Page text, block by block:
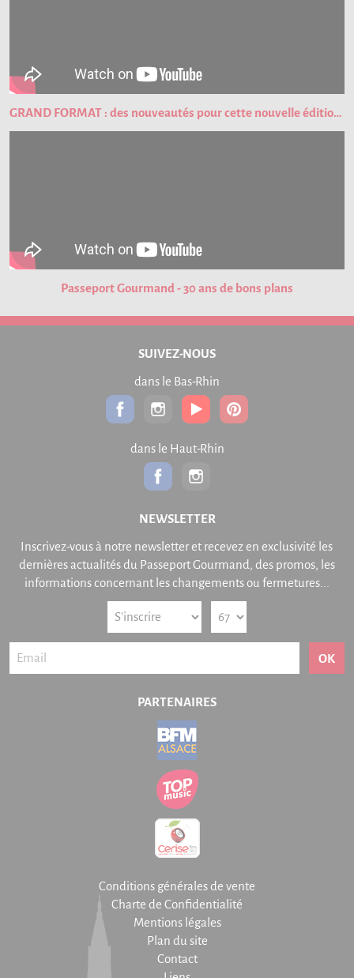
GRAND FORMAT : des nouveautés pour cette nouvelle édition du Passeport Gourmand !
Passeport Gourmand - 30 ans de bons plans
SUIVEZ-NOUS
dans le Bas-Rhin
dans le Haut-Rhin
NEWSLETTER
Inscrivez-vous à notre newsletter et recevez en exclusivité les
dernières actualités du Passeport Gourmand, des promos, les
informations concernant les changements ou fermetures...
OK
PARTENAIRES
Conditions générales de vente
Charte de Confidentialité
Mentions légales
Plan du site
Contact